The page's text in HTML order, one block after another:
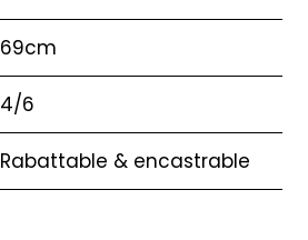
69cm
4/6
Rabattable & encastrable